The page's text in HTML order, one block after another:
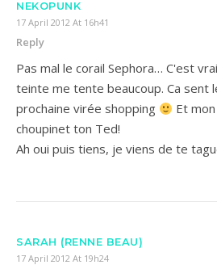
NEKOPUNK
17 April 2012 At 16h41
Reply
Pas mal le corail Sephora… C'est
teinte me tente beaucoup. Ca sent
prochaine virée shopping
Et
choupinet ton Ted!
Ah oui puis tiens, je viens de te
SARAH (RENNE BEAU)
17 April 2012 At 19h24